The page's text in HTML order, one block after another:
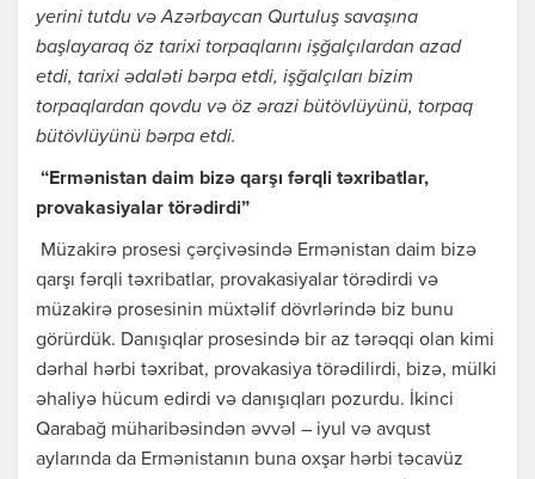
yerini tutdu və Azərbaycan Qurtuluş savaşına
başlayaraq öz tarixi torpaqlarını işğalçılardan azad
etdi, tarixi ədaləti bərpa etdi, işğalçıları bizim
torpaqlardan qovdu və öz ərazi bütövlüyünü, torpaq
bütövlüyünü bərpa etdi.
“Ermənistan daim bizə qarşı fərqli təxribatlar,
provakasiyalar törədirdi”
Müzakirə prosesi çərçivəsində Ermənistan daim bizə
qarşı fərqli təxribatlar, provakasiyalar törədirdi və
müzakirə prosesinin müxtəlif dövrlərində biz bunu
görürdük. Danışıqlar prosesində bir az tərəqqi olan kimi
dərhal hərbi təxribat, provakasiya törədilirdi, bizə, mülki
əhaliyə hücum edirdi və danışıqları pozurdu. İkinci
Qarabağ müharibəsindən əvvəl – iyul və avqust
aylarında da Ermənistanın buna oxşar hərbi təcavüz